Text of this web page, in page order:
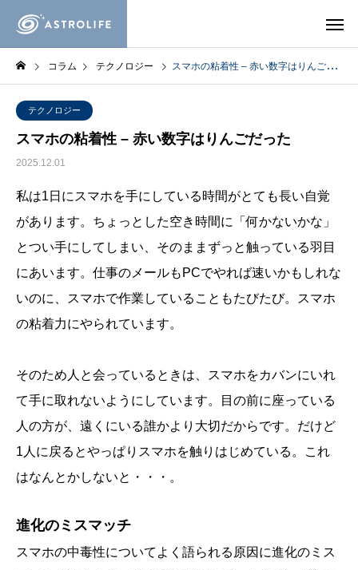
コラム テクノロジー スマホの粘着性 – 赤い数字はりんごだった
テクノロジー
スマホの粘着性 – 赤い数字はりんごだった
2025.12.01
私は1日にスマホを手にしている時間がとても長い自覚
があります。ちょっとした空き時間に「何かないかな」
とつい手にしてしまい、そのままずっと触っている羽目
にあいます。仕事のメールもPCでやれば速いかもしれな
いのに、スマホで作業していることもたびたび。スマホ
の粘着力にやられています。
そのため人と会っているときは、スマホをカバンにいれ
て手に取れないようにしています。目の前に座っている
人の方が、遠くにいる誰かより大切だからです。だけど
1人に戻るとやっぱりスマホを触りはじめている。これ
はなんとかしないと・・・。
進化のミスマッチ
スマホの中毒性についてよく語られる原因に進化のミス